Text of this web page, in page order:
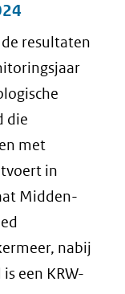
resultaten
die
met
in
Midden-
nabij
een KRW-